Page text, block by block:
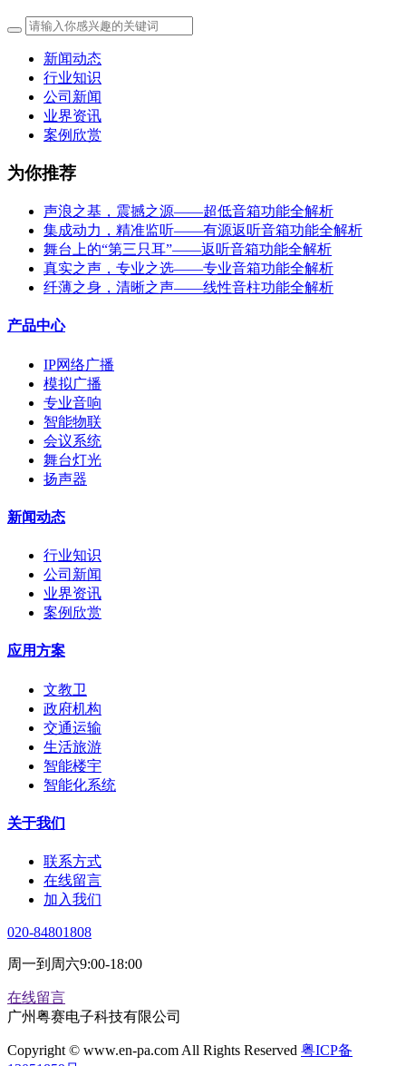
新闻动态
行业知识
公司新闻
业界资讯
案例欣赏
为你推荐
声浪之基，震撼之源——超低音箱功能全解析
集成动力，精准监听——有源返听音箱功能全解析
舞台上的“第三只耳”——返听音箱功能全解析
真实之声，专业之选——专业音箱功能全解析
纤薄之身，清晰之声——线性音柱功能全解析
产品中心
IP网络广播
模拟广播
专业音响
智能物联
会议系统
舞台灯光
扬声器
新闻动态
行业知识
公司新闻
业界资讯
案例欣赏
应用方案
文教卫
政府机构
交通运输
生活旅游
智能楼宇
智能化系统
关于我们
联系方式
在线留言
加入我们
020-84801808
周一到周六9:00-18:00
在线留言
广州粤赛电子科技有限公司
Copyright © www.en-pa.com All Rights Reserved 粤ICP备